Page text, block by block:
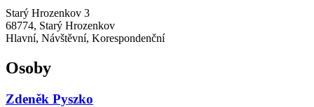
Starý Hrozenkov 3
68774, Starý Hrozenkov
Hlavní, Návštěvní, Korespondenční
Osoby
Zdeněk Pyszko